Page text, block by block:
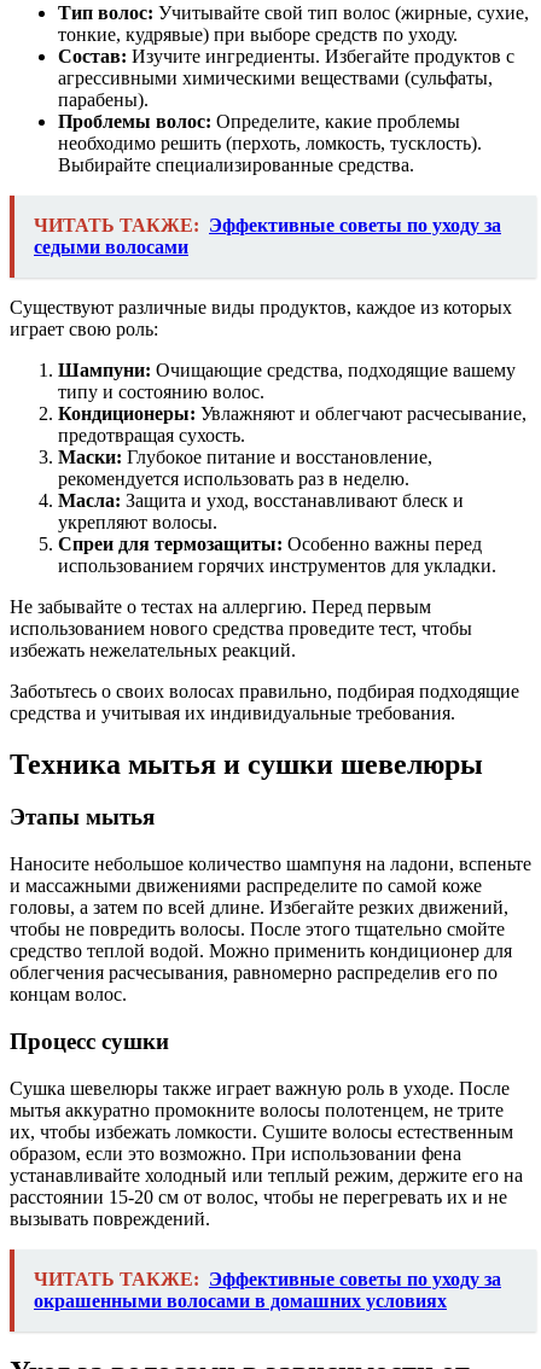
Тип волос: Учитывайте свой тип волос (жирные, сухие,
тонкие, кудрявые) при выборе средств по уходу.
Состав: Изучите ингредиенты. Избегайте продуктов с
агрессивными химическими веществами (сульфаты,
парабены).
Проблемы волос: Определите, какие проблемы
необходимо решить (перхоть, ломкость, тусклость).
Выбирайте специализированные средства.
ЧИТАТЬ ТАКЖЕ: Эффективные советы по уходу за
седыми волосами
Существуют различные виды продуктов, каждое из которых
играет свою роль:
Шампуни: Очищающие средства, подходящие вашему
типу и состоянию волос.
Кондиционеры: Увлажняют и облегчают расчесывание,
предотвращая сухость.
Маски: Глубокое питание и восстановление,
рекомендуется использовать раз в неделю.
Масла: Защита и уход, восстанавливают блеск и
укрепляют волосы.
Спреи для термозащиты: Особенно важны перед
использованием горячих инструментов для укладки.
Не забывайте о тестах на аллергию. Перед первым
использованием нового средства проведите тест, чтобы
избежать нежелательных реакций.
Заботьтесь о своих волосах правильно, подбирая подходящие
средства и учитывая их индивидуальные требования.
Техника мытья и сушки шевелюры
Этапы мытья
Наносите небольшое количество шампуня на ладони, вспеньте
и массажными движениями распределите по самой коже
головы, а затем по всей длине. Избегайте резких движений,
чтобы не повредить волосы. После этого тщательно смойте
средство теплой водой. Можно применить кондиционер для
облегчения расчесывания, равномерно распределив его по
концам волос.
Процесс сушки
Сушка шевелюры также играет важную роль в уходе. После
мытья аккуратно промокните волосы полотенцем, не трите
их, чтобы избежать ломкости. Сушите волосы естественным
образом, если это возможно. При использовании фена
устанавливайте холодный или теплый режим, держите его на
расстоянии 15-20 см от волос, чтобы не перегревать их и не
вызывать повреждений.
ЧИТАТЬ ТАКЖЕ: Эффективные советы по уходу за
окрашенными волосами в домашних условиях